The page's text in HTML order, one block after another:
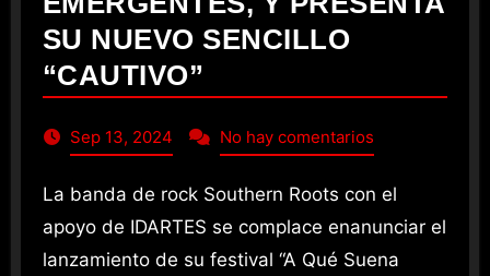
SU NUEVO SENCILLO
“CAUTIVO”
Sep 13, 2024 No hay comentarios
La banda de rock Southern Roots con el
apoyo de IDARTES se complace enanunciar el
lanzamiento de su festival “A Qué Suena